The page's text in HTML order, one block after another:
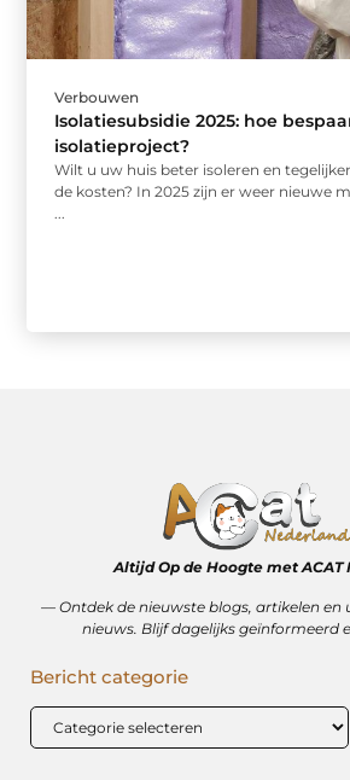
Verbouwen
Isolatiesubsidie 2025: hoe
isolatieproject?
Wilt u uw huis beter isoleren en
de kosten? In 2025 zijn er weer nieuwe
...
Altijd Op de Hoogte met ACAT
–– Ontdek de nieuwste blogs, artikelen
nieuws. Blijf dagelijks geïnformeerd
Bericht categorie